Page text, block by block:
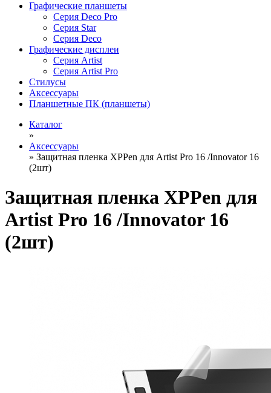
Графические планшеты
Серия Deco Pro
Серия Star
Серия Deco
Графические дисплеи
Серия Artist
Серия Artist Pro
Стилусы
Аксессуары
Планшетные ПК (планшеты)
Каталог
»
Аксессуары
» Защитная пленка XPPen для Artist Pro 16 /Innovator 16
(2шт)
Защитная пленка XPPen для
Artist Pro 16 /Innovator 16
(2шт)